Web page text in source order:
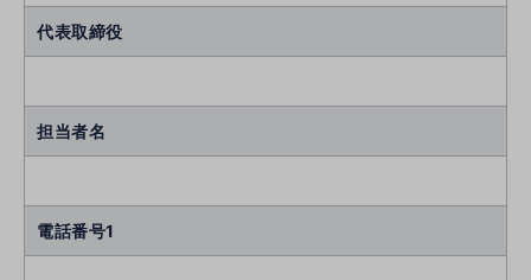
代表取締役
担当者名
電話番号1